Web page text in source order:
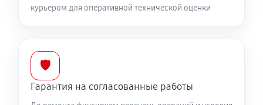
курьером для оперативной технической оценки
🛡️
Гарантия на согласованные работы